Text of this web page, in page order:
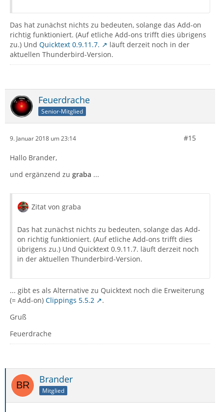
Das hat zunächst nichts zu bedeuten, solange das Add-on
richtig funktioniert. (Auf etliche Add-ons trifft dies übrigens
zu.) Und Quicktext 0.9.11.7.
läuft derzeit noch in der
aktuellen Thunderbird-Version.
Feuerdrache
Senior-Mitglied
9. Januar 2018 um 23:14 #15
Hallo Brander,
und ergänzend zu graba ...
Zitat von graba
Das hat zunächst nichts zu bedeuten, solange das Add-
on richtig funktioniert. (Auf etliche Add-ons trifft dies
übrigens zu.) Und Quicktext 0.9.11.7. läuft derzeit noch
in der aktuellen Thunderbird-Version.
... gibt es als Alternative zu Quicktext noch die Erweiterung
(= Add-on) Clippings 5.5.2
.
Gruß
Feuerdrache
Brander
Mitglied